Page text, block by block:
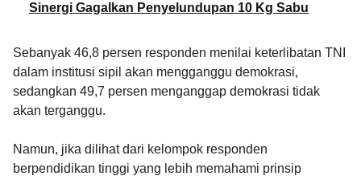
Sinergi Gagalkan Penyelundupan 10 Kg Sabu
Sebanyak 46,8 persen responden menilai keterlibatan TNI
dalam institusi sipil akan mengganggu demokrasi,
sedangkan 49,7 persen menganggap demokrasi tidak
akan terganggu.
Namun, jika dilihat dari kelompok responden
berpendidikan tinggi yang lebih memahami prinsip